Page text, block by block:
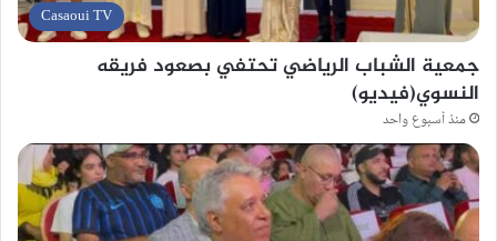
Casaoui TV
جمعية الشباب الرياضي تحتفي بصعود فريقه
النسوي(فيديو)
منذ أسبوع واحد